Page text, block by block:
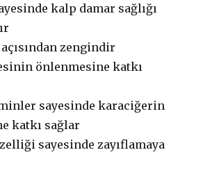
kalp damar sağlığı
zengindir
önlenmesine katkı
sayesinde karaciğerin
katkı sağlar
sayesinde zayıflamaya